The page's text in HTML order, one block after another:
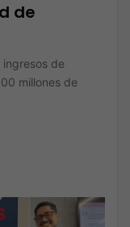
de
de
millones de